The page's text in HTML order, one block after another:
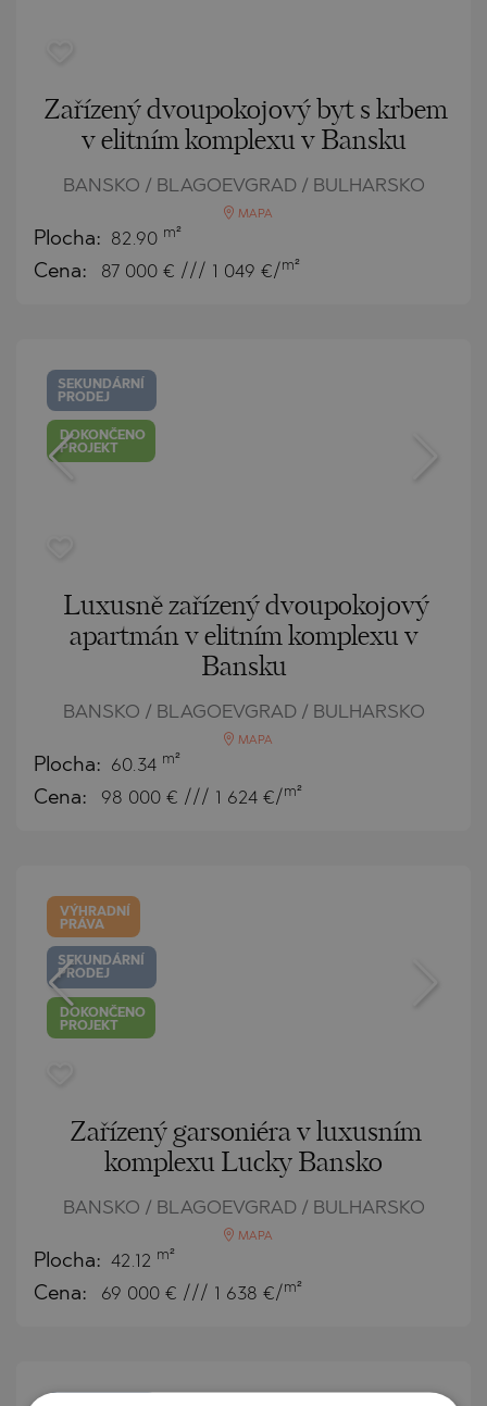
Zařízený dvoupokojový byt s krbem
v elitním komplexu v Bansku
BANSKO / BLAGOEVGRAD / BULHARSKO
MAPA
Plocha: 82.90 m²
Cena: 87 000 € /// 1 049 €/ m²
SEKUNDÁRNÍ
PRODEJ
DOKONČENO
PROJEKT
Luxusně zařízený dvoupokojový
apartmán v elitním komplexu v
Bansku
BANSKO / BLAGOEVGRAD / BULHARSKO
MAPA
Plocha: 60.34 m²
Cena: 98 000 € /// 1 624 €/ m²
VÝHRADNÍ
PRÁVA
SEKUNDÁRNÍ
PRODEJ
DOKONČENO
PROJEKT
Zařízený garsoniéra v luxusním
komplexu Lucky Bansko
BANSKO / BLAGOEVGRAD / BULHARSKO
MAPA
Plocha: 42.12 m²
Cena: 69 000 € /// 1 638 €/ m²